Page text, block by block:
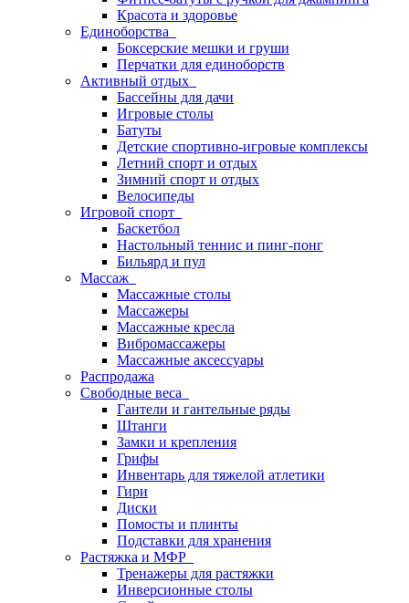
Красота и здоровье
Единоборства
Боксерские мешки и груши
Перчатки для единоборств
Активный отдых
Бассейны для дачи
Игровые столы
Батуты
Детские спортивно-игровые комплексы
Летний спорт и отдых
Зимний спорт и отдых
Велосипеды
Игровой спорт
Баскетбол
Настольный теннис и пинг-понг
Бильярд и пул
Массаж
Массажные столы
Массажеры
Массажные кресла
Вибромассажеры
Массажные аксессуары
Распродажа
Свободные веса
Гантели и гантельные ряды
Штанги
Замки и крепления
Грифы
Инвентарь для тяжелой атлетики
Гири
Диски
Помосты и плинты
Подставки для хранения
Растяжка и МФР
Тренажеры для растяжки
Инверсионные столы